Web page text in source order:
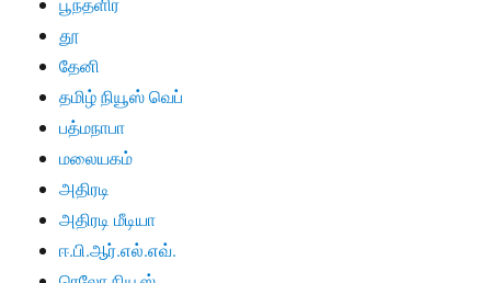
தூ
தேனி
தமிழ் நியூஸ் வெப்
பத்மநாபா
மலையகம்
அதிரடி
அதிரடி மீடியா
ஈ.பி.ஆர்.எல்.எவ்.